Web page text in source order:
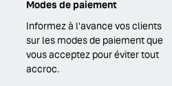
Modes de paiement
Informez à l'avance vos clients
sur les modes de paiement que
vous acceptez pour éviter tout
accroc.